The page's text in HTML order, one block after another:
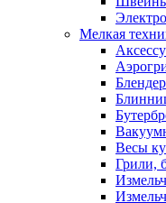
Мелкая
Весы
Грили,